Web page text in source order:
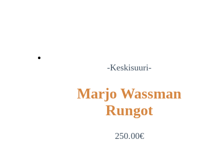
-Keskisuuri-
Marjo Wassman
Rungot
250.00€